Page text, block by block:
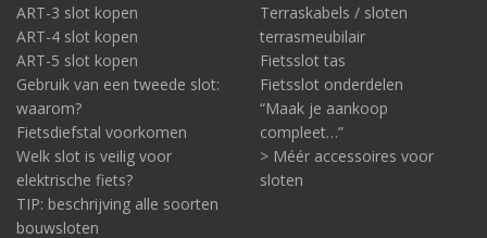
ART-3 slot kopen
ART-4 slot kopen
ART-5 slot kopen
Gebruik van een tweede slot:
waarom?
Fietsdiefstal voorkomen
Welk slot is veilig voor
elektrische fiets?
TIP: beschrijving alle soorten
bouwsloten
Terraskabels / sloten
terrasmeubilair
Fietsslot tas
Fietsslot onderdelen
“Maak je aankoop
compleet…”
> Méér accessoires voor
sloten